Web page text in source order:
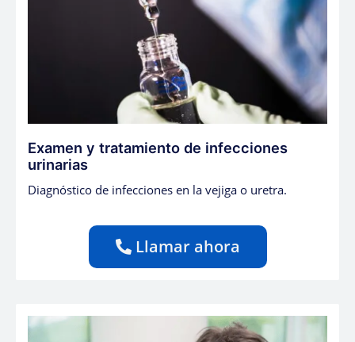
Examen y tratamiento de infecciones
urinarias
Diagnóstico de infecciones en la vejiga o uretra.
Llamar ahora